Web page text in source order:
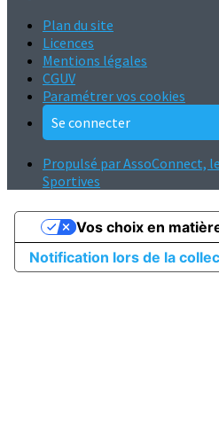
Plan du site
Licences
Mentions légales
CGUV
Paramétrer vos cookies
Se connecter
Propulsé par AssoConnect,
Sportives
Notification lors de la
Vos choix en